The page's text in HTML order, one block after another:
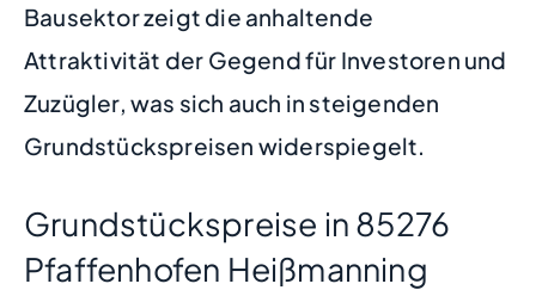
Bausektor zeigt die anhaltende
Attraktivität der Gegend für Investoren und
Zuzügler, was sich auch in steigenden
Grundstückspreisen widerspiegelt.
Grundstückspreise in 85276
Pfaffenhofen Heißmanning